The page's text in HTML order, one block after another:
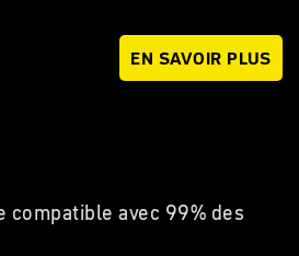
EN SAVOIR PLUS
compatible avec 99% des